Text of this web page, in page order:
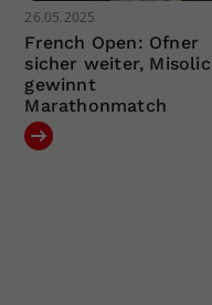
26.05.2025
French Open: Ofner
sicher weiter, Misolic
gewinnt
Marathonmatch